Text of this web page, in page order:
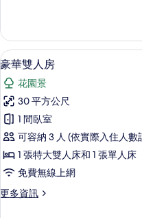
的
詳
情
顯
示
豪
華
雙
人
房
所
8
豪華雙人房
花園景
30 平方公尺
1 間臥室
可容納 3 人 (依實際入住人數
1 張特大雙人床和 1 張單人床
免費無線上網
更多資訊
更